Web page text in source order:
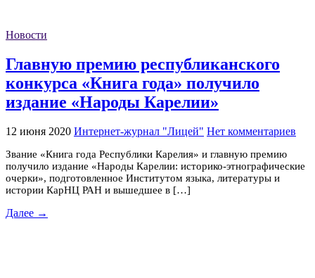
Новости
Главную премию республиканского
конкурса «Книга года» получило
издание «Народы Карелии»
12 июня 2020 Интернет-журнал "Лицей" Нет комментариев
Звание «Книга года Республики Карелия» и главную премию
получило издание «Народы Карелии: историко-этнографические
очерки», подготовленное Институтом языка, литературы и
истории КарНЦ РАН и вышедшее в […]
Далее →